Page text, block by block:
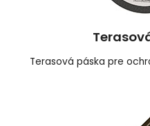
Terasová páska pre